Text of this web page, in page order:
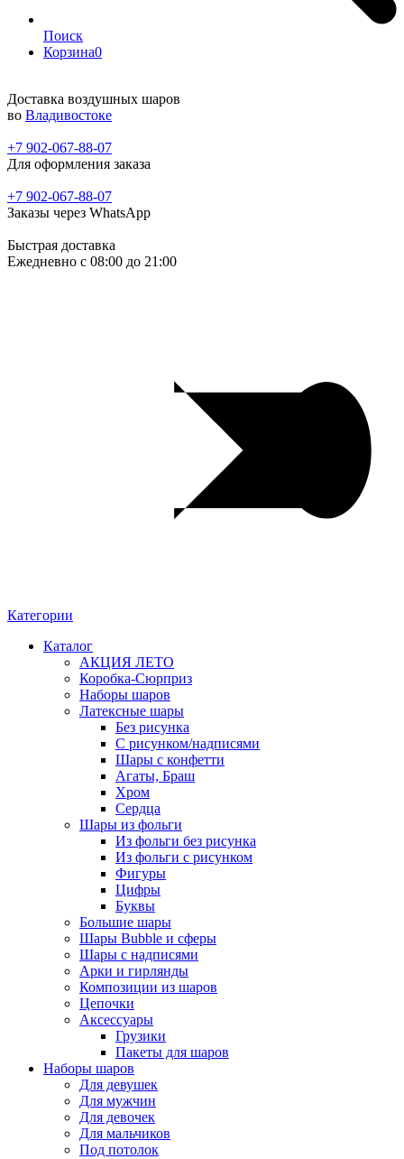
Поиск
Корзина0
Доставка воздушных шаров
во Владивостоке
+7 902-067-88-07
Для оформления заказа
+7 902-067-88-07
Заказы через WhatsApp
Быстрая доставка
Ежедневно c 08:00 до 21:00
Категории
Каталог
АКЦИЯ ЛЕТО
Коробка-Сюрприз
Наборы шаров
Латексные шары
Без рисунка
С рисунком/надписями
Шары с конфетти
Агаты, Браш
Хром
Сердца
Шары из фольги
Из фольги без рисунка
Из фольги с рисунком
Фигуры
Цифры
Буквы
Большие шары
Шары Bubble и сферы
Шары с надписями
Арки и гирлянды
Композиции из шаров
Цепочки
Аксессуары
Грузики
Пакеты для шаров
Наборы шаров
Для девушек
Для мужчин
Для девочек
Для мальчиков
Под потолок